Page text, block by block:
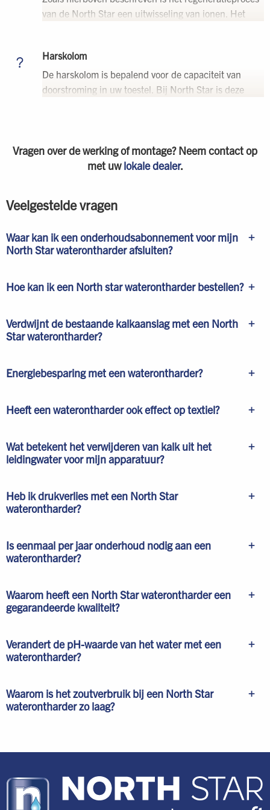
van de North Star een uitwisseling van ionen. Het
om onderling uit te wisselen. Dit zorgt voor een
reductie in uw zoutgebruik.
Harskolom
De harskolom is bepalend voor de capaciteit van
doorstroming in uw toestel. Bij North Star is deze
merkbaar is.
Vragen over de werking of montage? Neem contact op
met uwlokale dealer.
Veelgestelde vragen
Waar kan ik een onderhoudsabonnement voor mijn
North Star waterontharder afsluiten?
Hoe kan ik een North star waterontharder bestellen?
Verdwijnt de bestaande kalkaanslag met een North
Star waterontharder?
Energiebesparing met een waterontharder?
Heeft een waterontharder ook effect op textiel?
Wat betekent het verwijderen van kalk uit het
leidingwater voor mijn apparatuur?
Heb ik drukverlies met een North Star
waterontharder?
Is eenmaal per jaar onderhoud nodig aan een
waterontharder?
Waarom heeft een North Star waterontharder een
gegarandeerde kwaliteit?
Verandert de pH-waarde van het water met een
waterontharder?
Waarom is het zoutverbruik bij een North Star
waterontharder zo laag?